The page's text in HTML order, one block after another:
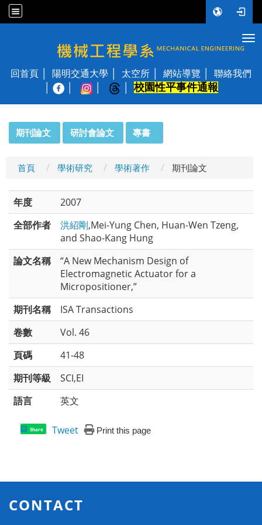
國立陽明交通大學 機械工程學系
回首頁 陽明交通大學 太空所 網站導覽
聯絡我們
校園性平事件通報
期刊論文 研討會論文 專書
首頁 學術研究 學術著作 期刊論文
年度
2007
全部作者
洪紹剛,Mei-Yung Chen, Huan-Wen Tzeng,
and Shao-Kang Hung
論文名稱
“A New Mechanism Design of
Electromagnetic Actuator for a
Micropositioner,”
期刊名稱
ISA Transactions
卷數
Vol. 46
頁碼
41-48
期刊等級
SCI,EI
語言
英文
Share Tweet Print this page
CONTACT